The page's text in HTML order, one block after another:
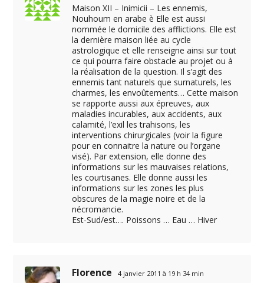
Maison XII – Inimicii – Les ennemis,
Nouhoum en arabe è Elle est aussi
nommée le domicile des afflictions. Elle est
la dernière maison liée au cycle
astrologique et elle renseigne ainsi sur tout
ce qui pourra faire obstacle au projet ou à
la réalisation de la question. Il s’agit des
ennemis tant naturels que surnaturels, les
charmes, les envoûtements… Cette maison
se rapporte aussi aux épreuves, aux
maladies incurables, aux accidents, aux
calamité, l’exil les trahisons, les
interventions chirurgicales (voir la figure
pour en connaitre la nature ou l’organe
visé). Par extension, elle donne des
informations sur les mauvaises relations,
les courtisanes. Elle donne aussi les
informations sur les zones les plus
obscures de la magie noire et de la
nécromancie.
Est-Sud/est…. Poissons … Eau … Hiver
Florence 4 janvier 2011 à 19 h 34 min